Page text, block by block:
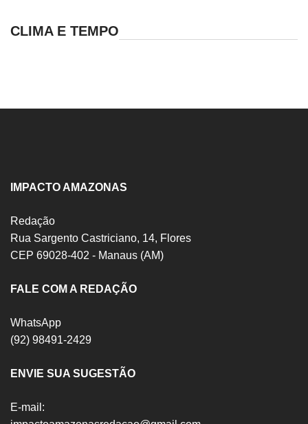
CLIMA E TEMPO
IMPACTO AMAZONAS
Redação
Rua Sargento Castriciano, 14, Flores
CEP 69028-402 - Manaus (AM)
FALE COM A REDAÇÃO
WhatsApp
(92) 98491-2429
ENVIE SUA SUGESTÃO
E-mail: